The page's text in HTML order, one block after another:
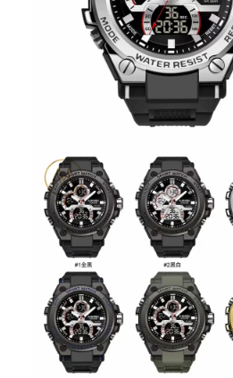
Zegarek z silikonowym
Zegarek kwarcowy
Męskie zegarki kwarcowe
Zegarek kwarcowy
Cyfrowy zegarek sportowy
Stylny zegarek dla par
Zegarek na nadgarstek dla
Części zamienne
Części zamienne do pasków